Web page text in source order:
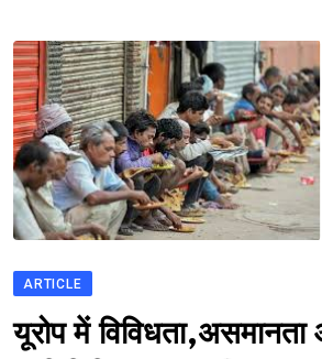
ARTICLE
यूरोप में